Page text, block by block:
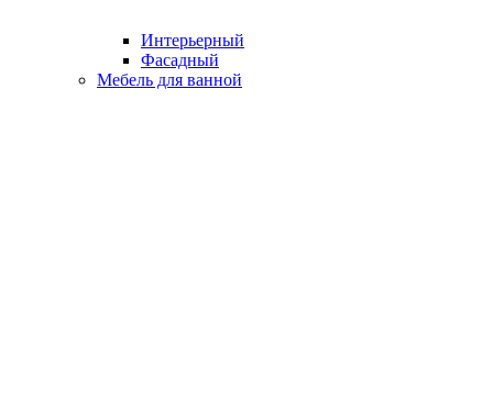
Интерьерный
Фасадный
Мебель для ванной